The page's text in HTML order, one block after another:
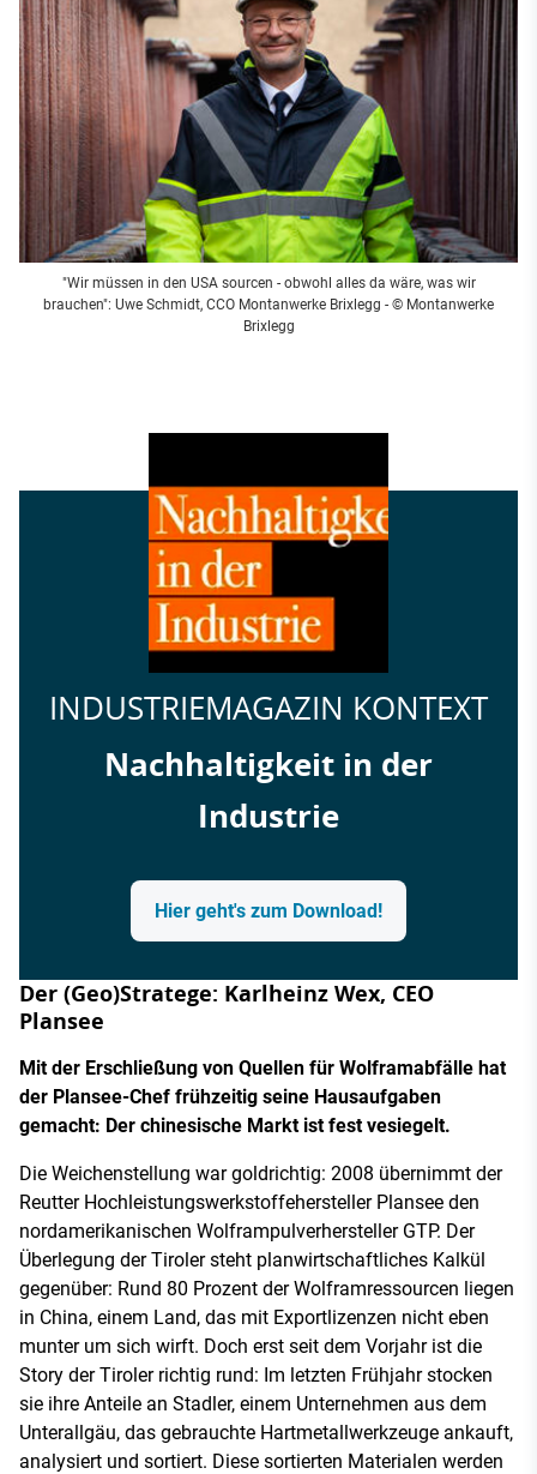
"Wir müssen in den USA sourcen - obwohl alles da wäre, was wir
brauchen": Uwe Schmidt, CCO Montanwerke Brixlegg - © Montanwerke
Brixlegg
INDUSTRIEMAGAZIN KONTEXT
Nachhaltigkeit in der
Industrie
Hier geht's zum Download!
Der (Geo)Stratege: Karlheinz Wex, CEO
Plansee
Mit der Erschließung von Quellen für Wolframabfälle hat
der Plansee-Chef frühzeitig seine Hausaufgaben
gemacht: Der chinesische Markt ist fest vesiegelt.
Die Weichenstellung war goldrichtig: 2008 übernimmt der
Reutter Hochleistungswerkstoffehersteller Plansee den
nordamerikanischen Wolframpulverhersteller GTP. Der
Überlegung der Tiroler steht planwirtschaftliches Kalkül
gegenüber: Rund 80 Prozent der Wolframressourcen liegen
in China, einem Land, das mit Exportlizenzen nicht eben
munter um sich wirft. Doch erst seit dem Vorjahr ist die
Story der Tiroler richtig rund: Im letzten Frühjahr stocken
sie ihre Anteile an Stadler, einem Unternehmen aus dem
Unterallgäu, das gebrauchte Hartmetallwerkzeuge ankauft,
analysiert und sortiert. Diese sortierten Materialen werden